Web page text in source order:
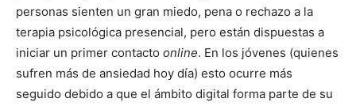
personas sienten un gran miedo, pena o rechazo a la
terapia psicológica presencial, pero están dispuestas a
iniciar un primer contacto online. En los jóvenes (quienes
sufren más de ansiedad hoy día) esto ocurre más
seguido debido a que el ámbito digital forma parte de su